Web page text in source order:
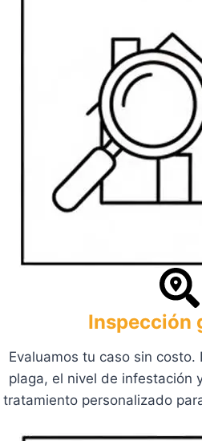
Inspección
Evaluamos tu caso sin
plaga, el nivel de infestación
tratamiento personalizado